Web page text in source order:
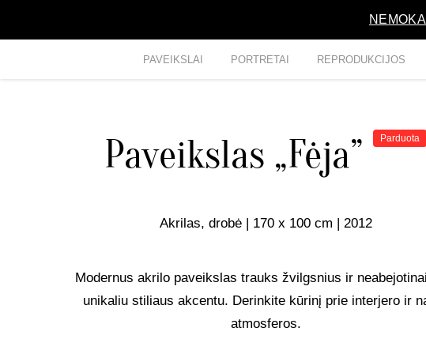
PAVEIKSLAI PORTRETAI REPRODUKCIJOS
Paveikslas „Fėja” Parduota
Akrilas, drobė | 170 x 100 cm | 2012
Modernus akrilo paveikslas trauks žvilgsnius ir
unikaliu stiliaus akcentu. Derinkite kūrinį prie interjero ir
atmosferos.